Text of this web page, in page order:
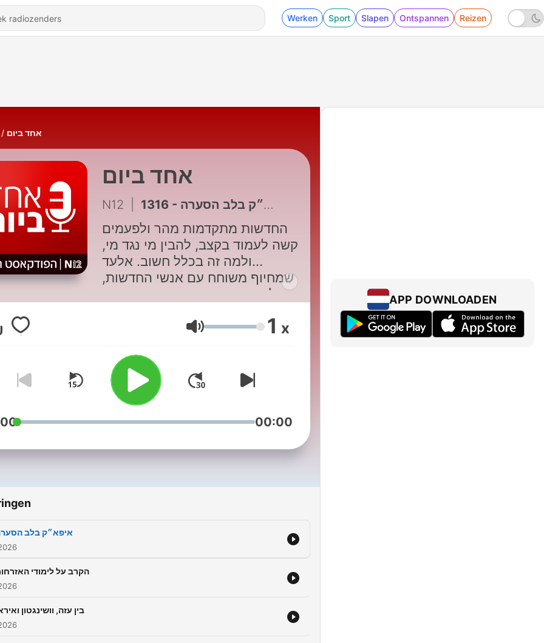
Werken Sport Slapen Ontspannen Reizen
אחד ביום
אחד ביום
N12 1316 - איפא״ק בלב הסערה
החדשות מתקדמות מהר ולפעמים
קשה לעמוד בקצב, להבין מי נגד מי,
ולמה זה בכלל חשוב. אלעד
שמחיוף משוחח עם אנשי החדשות,
כדי להבין יותר טוב מה קורה סביבנו
חמישי, אצלכם על הבוקר. Volume 1 x
00:00
איפא״ק בלב
הקרב על לימודי
בין עזה, וושינגטון
APP DOWNLOADEN